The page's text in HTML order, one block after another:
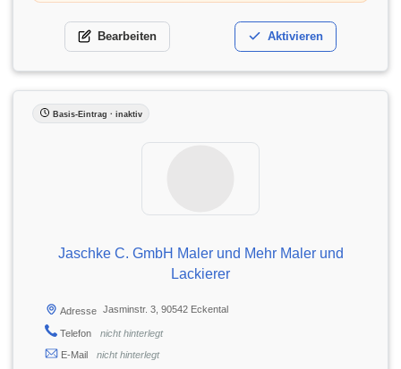
Bearbeiten Aktivieren
Basis-Eintrag · inaktiv
Jaschke C. GmbH Maler und Mehr Maler und
Lackierer
Adresse Jasminstr. 3, 90542 Eckental
Telefon
nicht hinterlegt
E-Mail
nicht hinterlegt